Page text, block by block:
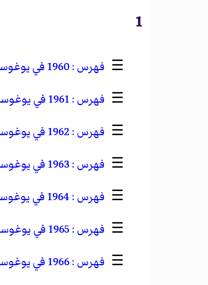
1
☰
1960 في يوغوسلافيا
☰
1961 في يوغوسلافيا
☰
1962 في يوغوسلافيا
☰
1963 في يوغوسلافيا
☰
1964 في يوغوسلافيا
☰
1965 في يوغوسلافيا
☰
1966 في يوغوسلافيا